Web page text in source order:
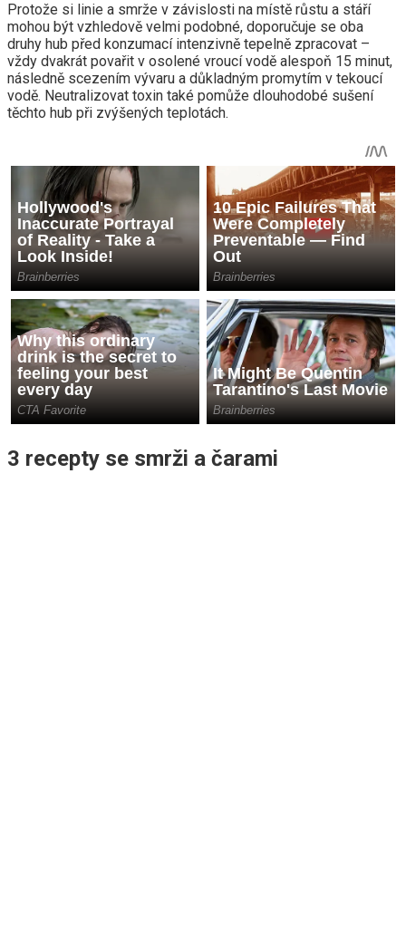
Protože si linie a smrže v závislosti na místě růstu a stáří
mohou být vzhledově velmi podobné, doporučuje se oba
druhy hub před konzumací intenzivně tepelně zpracovat –
vždy dvakrát povařit v osolené vroucí vodě alespoň 15 minut,
následně scezením vývaru a důkladným promytím v tekoucí
vodě. Neutralizovat toxin také pomůže dlouhodobé sušení
těchto hub při zvýšených teplotách.
3 recepty se smrži a čarami